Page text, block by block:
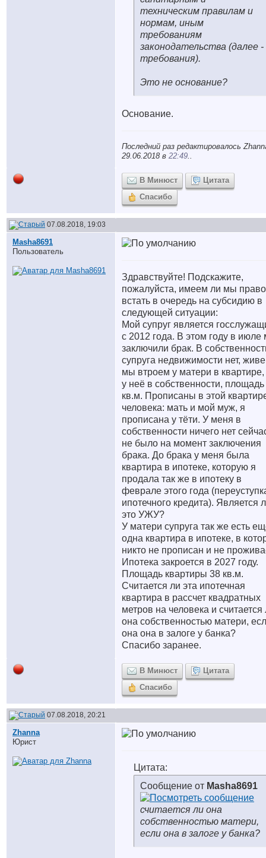
техническим правилам и
нормам, иным
требованиям
законодательства (далее -
требования).
Это не основание?
Основание.
Последний раз редактировалось
29.06.2018 в 22:49..
В Минюст
Цитата
Спасибо
07.08.2018, 19:03
Masha8691
Пользователь
Здравствуйте! Подскажите,
пожалуйста, имеем ли мы право
встать в очередь на субсидию в
следующей ситуации:
Мой супруг является
с 2012 года. В этом году в июле
заключили брак. В
супруга недвижимости нет,
мы втроем у матери в
у неё в собственности, площадь
кв.м. Прописаны в этой
человека: мать и мой муж, я
прописана у тёти. У меня в
собственности ничего нет
не было на момент заключения
брака. До брака у меня была
квартира в ипотеке, которую я
продала так же в ипотеку в
феврале этого года
ипотечного кредита). Является
это УЖУ?
У матери супруга так же есть
одна квартира в ипотеке, в
никто не прописан и не
Ипотека закроется в 2027 году.
Площадь квартиры 38 кв.м.
Считается ли эта ипотечная
квартира в рассчет квадратных
метров на человека и считается
она собственностью матери,
она она в залоге у банка?
Спасибо заранее.
В Минюст
Цитата
Спасибо
07.08.2018, 20:21
Zhanna
Юрист
Цитата:
Сообщение от Masha8691
считается ли она
собственностью матери,
если она в залоге у банка?